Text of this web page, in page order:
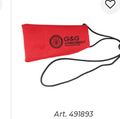
Art. 491893